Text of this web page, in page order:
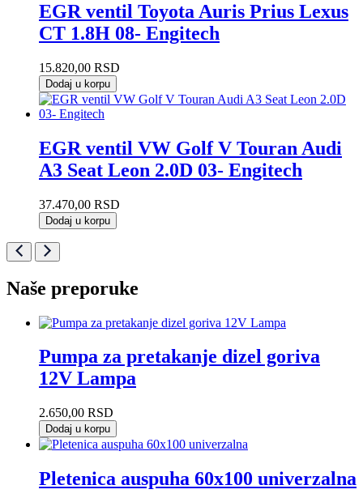
EGR ventil Toyota Auris Prius Lexus
CT 1.8H 08- Engitech
15.820,00 RSD
Dodaj u korpu
EGR ventil VW Golf V Touran Audi
A3 Seat Leon 2.0D 03- Engitech
37.470,00 RSD
Dodaj u korpu
Naše preporuke
Pumpa za pretakanje dizel goriva
12V Lampa
2.650,00 RSD
Dodaj u korpu
Pletenica auspuha 60x100 univerzalna